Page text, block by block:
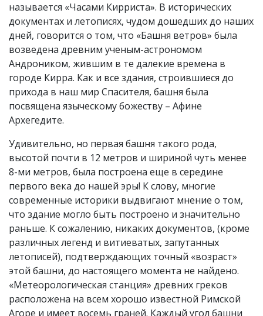
называется «Часами Кирриста». В исторических
документах и летописях, чудом дошедших до наших
дней, говорится о том, что «Башня ветров» была
возведена древним ученым-астрономом
Андроником, жившим в те далекие времена в
городе Кирра. Как и все здания, строившиеся до
прихода в наш мир Спасителя, башня была
посвящена языческому божеству – Афине
Архегедите.
Удивительно, но первая башня такого рода,
высотой почти в 12 метров и шириной чуть менее
8-ми метров, была построена еще в середине
первого века до нашей эры! К слову, многие
современные историки выдвигают мнение о том,
что здание могло быть построено и значительно
раньше. К сожалению, никаких документов, (кроме
различных легенд и витиеватых, запутанных
летописей), подтверждающих точный «возраст»
этой башни, до настоящего момента не найдено.
«Метеорологическая станция» древних греков
расположена на всем хорошо известной Римской
Агоре и имеет восемь граней. Каждый угол башни